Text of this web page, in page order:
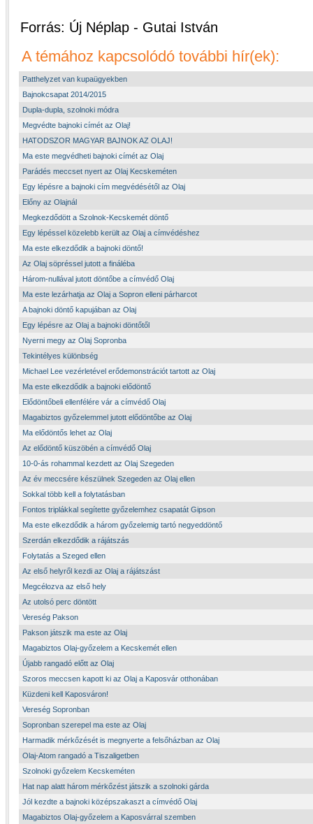
Forrás: Új Néplap - Gutai István
A témához kapcsolódó további hír(ek):
Patthelyzet van kupaügyekben
Bajnokcsapat 2014/2015
Dupla-dupla, szolnoki módra
Megvédte bajnoki címét az Olaj!
HATODSZOR MAGYAR BAJNOK AZ OLAJ!
Ma este megvédheti bajnoki címét az Olaj
Parádés meccset nyert az Olaj Kecskeméten
Egy lépésre a bajnoki cím megvédésétől az Olaj
Előny az Olajnál
Megkezdődött a Szolnok-Kecskemét döntő
Egy lépéssel közelebb került az Olaj a címvédéshez
Ma este elkezdődik a bajnoki döntő!
Az Olaj söpréssel jutott a fináléba
Három-nullával jutott döntőbe a címvédő Olaj
Ma este lezárhatja az Olaj a Sopron elleni párharcot
A bajnoki döntő kapujában az Olaj
Egy lépésre az Olaj a bajnoki döntőtől
Nyerni megy az Olaj Sopronba
Tekintélyes különbség
Michael Lee vezérletével erődemonstrációt tartott az Olaj
Ma este elkezdődik a bajnoki elődöntő
Elődöntőbeli ellenfélére vár a címvédő Olaj
Magabiztos győzelemmel jutott elődöntőbe az Olaj
Ma elődöntős lehet az Olaj
Az elődöntő küszöbén a címvédő Olaj
10-0-ás rohammal kezdett az Olaj Szegeden
Az év meccsére készülnek Szegeden az Olaj ellen
Sokkal több kell a folytatásban
Fontos triplákkal segítette győzelemhez csapatát Gipson
Ma este elkezdődik a három győzelemig tartó negyeddöntő
Szerdán elkezdődik a rájátszás
Folytatás a Szeged ellen
Az első helyről kezdi az Olaj a rájátszást
Megcélozva az első hely
Az utolsó perc döntött
Vereség Pakson
Pakson játszik ma este az Olaj
Magabiztos Olaj-győzelem a Kecskemét ellen
Újabb rangadó előtt az Olaj
Szoros meccsen kapott ki az Olaj a Kaposvár otthonában
Küzdeni kell Kaposváron!
Vereség Sopronban
Sopronban szerepel ma este az Olaj
Harmadik mérkőzését is megnyerte a felsőházban az Olaj
Olaj-Atom rangadó a Tiszaligetben
Szolnoki győzelem Kecskeméten
Hat nap alatt három mérkőzést játszik a szolnoki gárda
Jól kezdte a bajnoki középszakaszt a címvédő Olaj
Magabiztos Olaj-győzelem a Kaposvárral szemben